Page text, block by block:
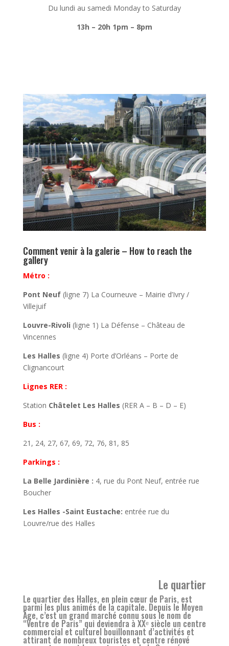
Du lundi au samedi Monday to Saturday
13h – 20h 1pm – 8pm
Comment venir à la galerie – How to reach the
gallery
Métro :
Pont Neuf(ligne 7) La Courneuve – Mairie d’Ivry /
Villejuif
Louvre-Rivoli (ligne 1) La Défense – Château de
Vincennes
Les Halles (ligne 4) Porte d’Orléans – Porte de
Clignancourt
Lignes RER :
Station Châtelet Les Halles (RER A – B – D – E)
Bus :
21, 24, 27, 67, 69, 72, 76, 81, 85
Parkings :
La Belle Jardinière : 4, rue du Pont Neuf, entrée rue
Boucher
Les Halles -Saint Eustache: entrée rue du
Louvre/rue des Halles
Le quartier
Le quartier des Halles, en plein cœur de Paris, est
parmi les plus animés de la capitale. Depuis le Moyen
Âge, c’est un grand marché connu sous le nom de
“Ventre de Paris” qui deviendra à XXᵉ siècle un centre
commercial et culturel bouillonnant d’activités et
attirant de nombreux touristes et centre rénové